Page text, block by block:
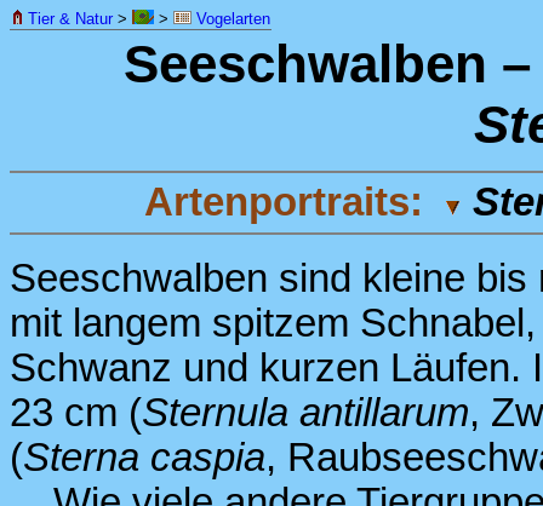
Tier & Natur > > Vogelarten
Seeschwalben
Artenportraits:
Seeschwalben sind kleine
mit langem spitzem
Schwanz und kurzen Läufen.
23 cm (Sternula antillarum,
(Sterna caspia,